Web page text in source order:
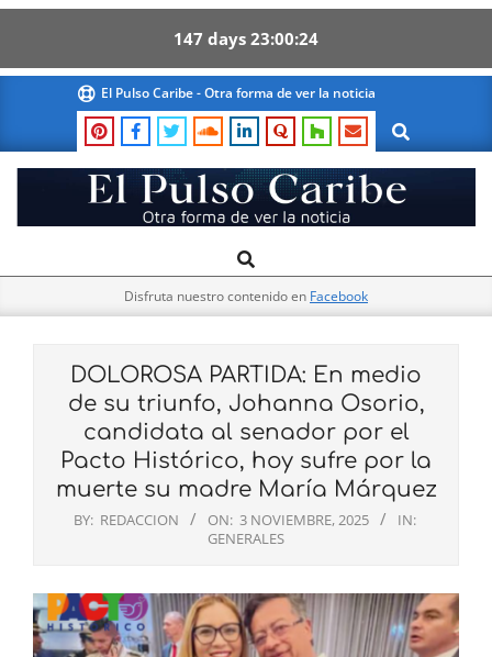
147 days 23 00 23
content
El Pulso Caribe - Otra forma de ver la noticia
Search
El
Pulso
Navigation
Search
Disfruta nuestro contenido en Facebook
DOLOROSA PARTIDA: En medio
de su triunfo, Johanna Osorio,
candidata al senador por el
Pacto Histórico, hoy sufre por la
muerte su madre María Márquez
BY: REDACCION ON: 3 NOVIEMBRE, 2025
IN:
GENERALES